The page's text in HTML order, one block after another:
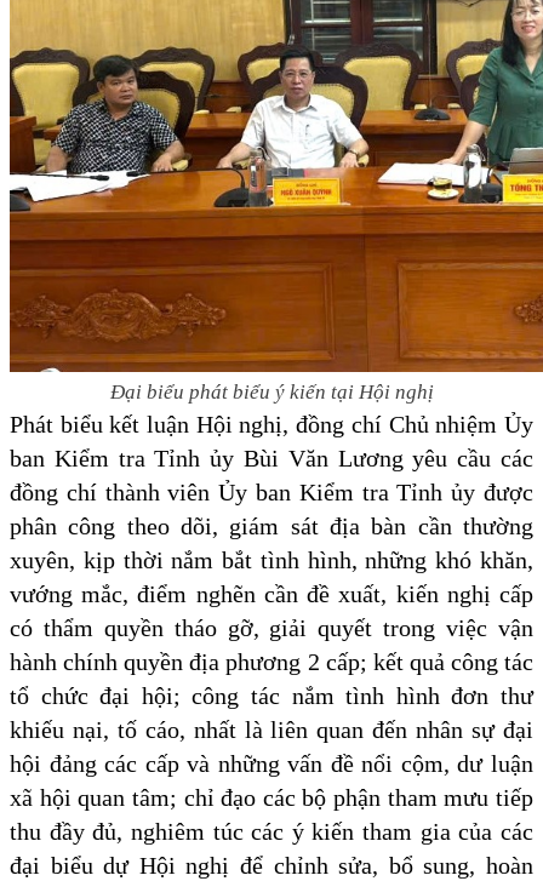
Đại biểu phát biểu ý kiến tại Hội nghị
Phát biểu kết luận Hội nghị, đồng chí Chủ nhiệm Ủy
ban Kiểm tra Tỉnh ủy Bùi Văn Lương yêu cầu các
đồng chí thành viên Ủy ban Kiểm tra Tỉnh ủy được
phân công theo dõi, giám sát địa bàn cần thường
xuyên, kịp thời nắm bắt tình hình, những khó khăn,
vướng mắc, điểm nghẽn cần đề xuất, kiến nghị cấp
có thẩm quyền tháo gỡ, giải quyết trong việc vận
hành chính quyền địa phương 2 cấp; kết quả công tác
tổ chức đại hội; công tác nắm tình hình đơn thư
khiếu nại, tố cáo, nhất là liên quan đến nhân sự đại
hội đảng các cấp và những vấn đề nổi cộm, dư luận
xã hội quan tâm; chỉ đạo các bộ phận tham mưu tiếp
thu đầy đủ, nghiêm túc các ý kiến tham gia của các
đại biểu dự Hội nghị để chỉnh sửa, bổ sung, hoàn